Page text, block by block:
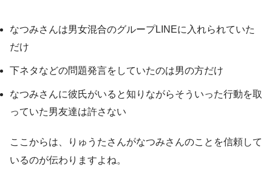
なつみさんは男女混合のグループLINEに入れられていた
だけ
下ネタなどの問題発言をしていたのは男の方だけ
なつみさんに彼氏がいると知りながらそういった行動を取
っていた男友達は許さない
ここからは、りゅうたさんがなつみさんのことを信頼して
いるのが伝わりますよね。